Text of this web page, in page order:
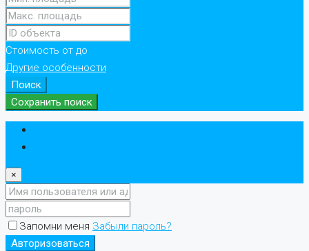
Стоимость от до
Другие особенности
Поиск
Сохранить поиск
×
Запомни меня Забыли пароль?
Авторизоваться